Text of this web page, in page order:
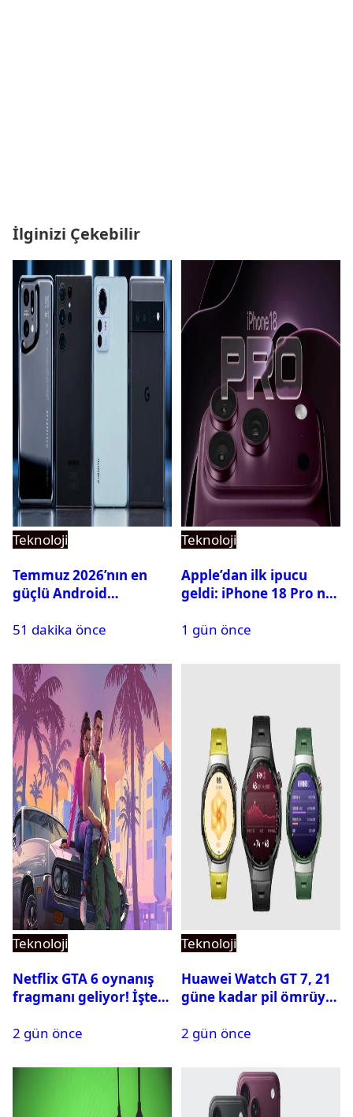
İlginizi Çekebilir
Teknoloji
Temmuz 2026’nın en
güçlü Android
51 dakika önce
Teknoloji
Apple’dan ilk ipucu
geldi: iPhone 18 Pro ne
1 gün önce
Teknoloji
Netflix GTA 6 oynanış
fragmanı geliyor! İşte
2 gün önce
Teknoloji
Huawei Watch GT 7, 21
güne kadar pil ömrüyle
2 gün önce